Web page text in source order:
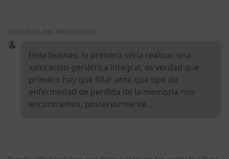
RESPUESTA DEL PROFESIONAL:
Hola buenas, lo primero sería realizar una
valoracion geriátrica integral, es verdad que
primero hay que filiar ante que tipo de
enfermedad de perdida de la memoria nos
encontramos, posteriormente…